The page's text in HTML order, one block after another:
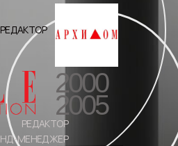
РЕДАКТОР
МЕНЕДЖЕР
2000
2005
РЕДАКТОР